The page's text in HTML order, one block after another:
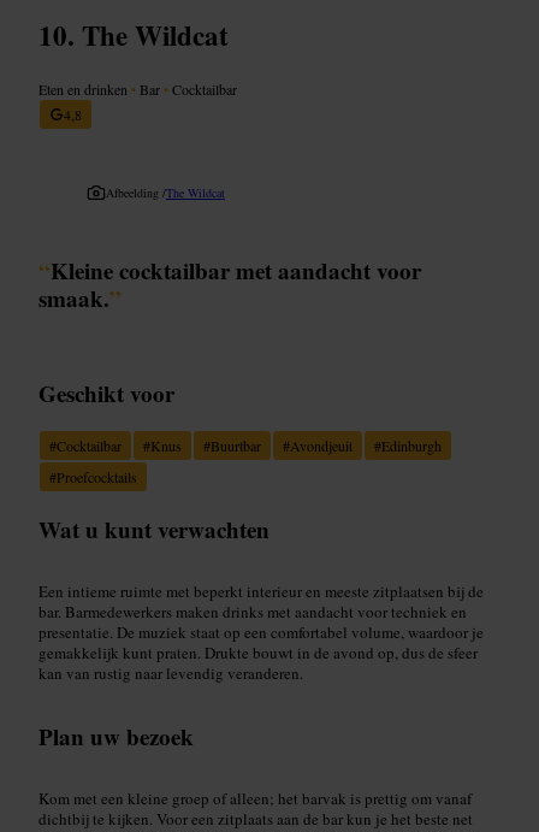
The Wildcat
Eten en drinken • Bar •Cocktailbar
4,8
Afbeelding /The Wildcat
“Kleine cocktailbar met aandacht voor
smaak.”
Geschikt voor
#Cocktailbar #Knus #Buurtbar #Avondjeuit #Edinburgh
#Proefcocktails
Wat u kunt verwachten
Een intieme ruimte met beperkt interieur en meeste zitplaatsen bij de
bar. Barmedewerkers maken drinks met aandacht voor techniek en
presentatie. De muziek staat op een comfortabel volume, waardoor je
gemakkelijk kunt praten. Drukte bouwt in de avond op, dus de sfeer
kan van rustig naar levendig veranderen.
Plan uw bezoek
Kom met een kleine groep of alleen; het barvak is prettig om vanaf
dichtbij te kijken. Voor een zitplaats aan de bar kun je het beste net